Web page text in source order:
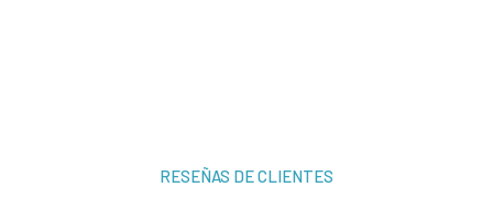
RESEÑAS DE CLIENTES